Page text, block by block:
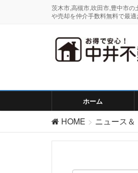
茨木市,高槻市,吹田市,豊中市
や売却を仲介手数料無料で最
ホーム
HOME ニュース